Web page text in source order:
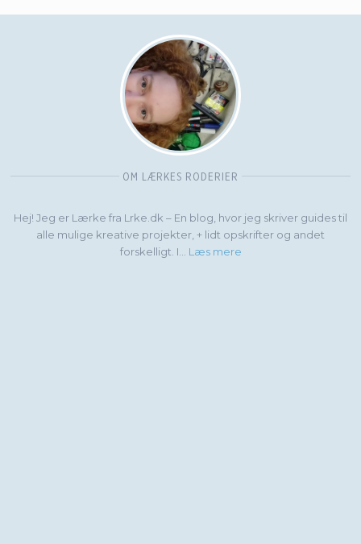
OM LÆRKES RODERIER
Hej! Jeg er Lærke fra Lrke.dk – En blog, hvor jeg skriver guides til
alle mulige kreative projekter, + lidt opskrifter og andet
forskelligt. I... Læs mere